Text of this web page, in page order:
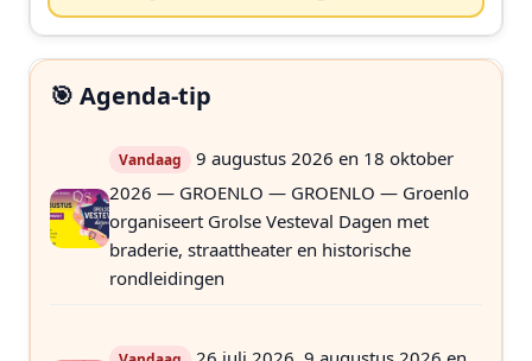
🎯 Agenda-tip
Vandaag
9 augustus 2026 en 18 oktober
2026 — GROENLO — GROENLO — Groenlo
organiseert Grolse Vesteval Dagen met
braderie, straattheater en historische
rondleidingen